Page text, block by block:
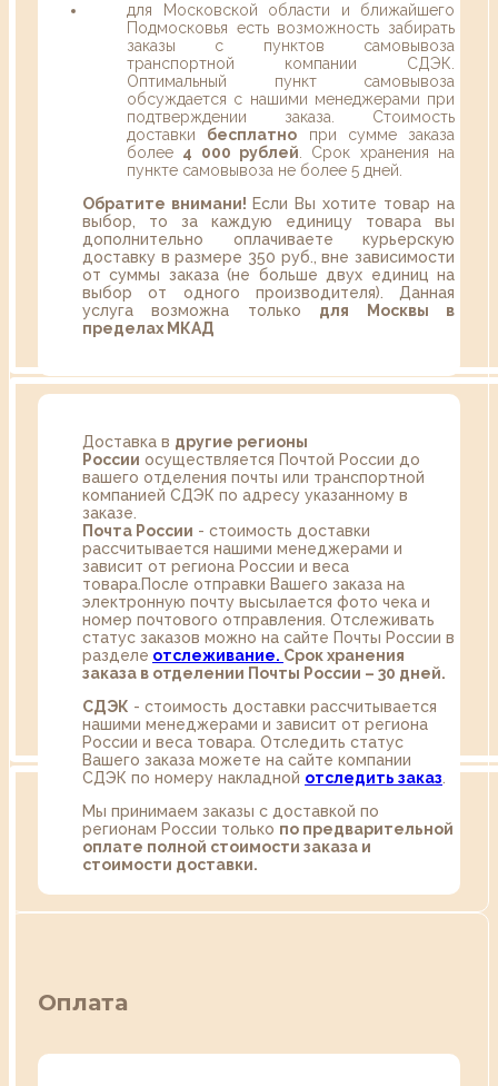
для Московской области и ближайшего
Подмосковья есть возможность забирать
заказы с пунктов самовывоза
транспортной компании СДЭК.
Оптимальный пункт самовывоза
обсуждается с нашими менеджерами при
подтверждении заказа. Стоимость
доставки бесплатно при сумме заказа
более 4 000 рублей . Срок хранения на
пункте самовывоза не более 5 дней.
Обратите внимани! Если Вы хотите товар на
выбор, то за каждую единицу товара вы
дополнительно оплачиваете курьерскую
доставку в размере 350 руб., вне зависимости
от суммы заказа (не больше двух единиц на
выбор от одного производителя). Данная
услуга возможна только для Москвы в
пределах МКАД
Доставка в другие регионы
России осуществляется Почтой России до
вашего отделения почты или транспортной
компанией СДЭК по адресу указанному в
заказе.
Почта России - стоимость доставки
рассчитывается нашими менеджерами и
зависит от региона России и веса
товара.После отправки Вашего заказа на
электронную почту высылается фото чека и
номер почтового отправления. Отслеживать
статус заказов можно на сайте Почты России в
разделе oтслеживание. Срок хранения
заказа в отделении Почты России – 30 дней.
СДЭК - стоимость доставки рассчитывается
нашими менеджерами и зависит от региона
России и веса товара. Отследить статус
Вашего заказа можете на сайте компании
СДЭК по номеру накладной отследить заказ
Мы принимаем заказы с доставкой по
регионам России только по предварительной
оплате полной стоимости заказа и
стоимости доставки.
Оплата